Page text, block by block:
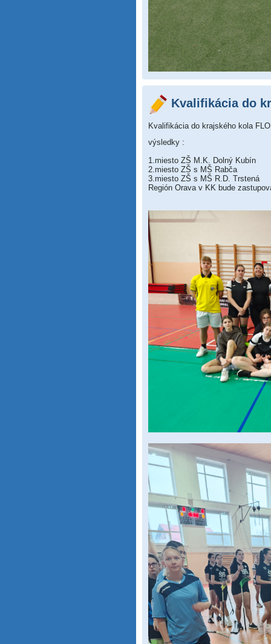
Kvalifikácia do
Kvalifikácia do krajského kola
výsledky :
1.miesto ZŠ M.K. Dolný Kubín
2.miesto ZŠ s MŠ Rabča
3.miesto ZŠ s MŠ R.D. Trstená
Región Orava v KK bude